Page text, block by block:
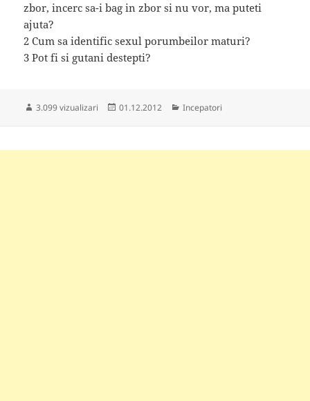
zbor, incerc sa-i bag in zbor si nu vor, ma puteti
ajuta?
2 Cum sa identific sexul porumbeilor maturi?
3 Pot fi si gutani destepti?
3.099 vizualizari
Publicat
01.12.2012 Categorii
Incepatori